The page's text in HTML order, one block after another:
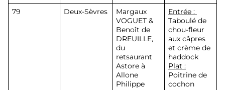
79 Deux-Sèvres
Margaux
VOGUET &
Benoît de
DREUILLE,
du
retsaurant
Astore à
Allone
Philippe
Entrée :
Taboulé de
chou-fleur
aux câpres
et crème de
haddock
Plat :
Poitrine de
cochon